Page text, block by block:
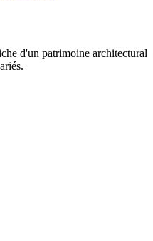
d'un patrimoine architectural